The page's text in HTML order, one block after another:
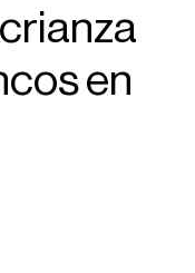
en